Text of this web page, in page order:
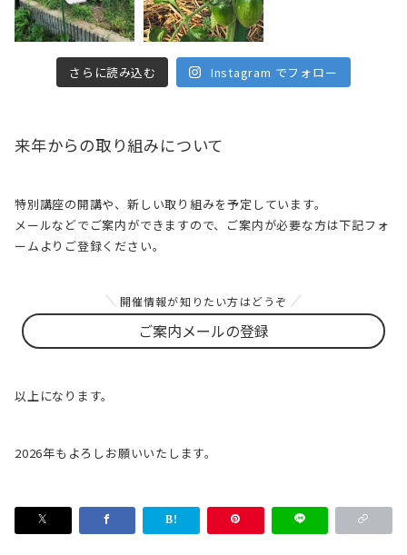
さらに読み込む Instagram でフォロー
来年からの取り組みについて
特別講座の開講や、新しい取り組みを予定しています。
メールなどでご案内ができますので、ご案内が必要な方は下記フォ
ームよりご登録ください。
開催情報が知りたい方はどうぞ
ご案内メールの登録
以上になります。
2026年もよろしお願いいたします。